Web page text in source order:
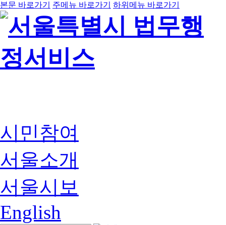
본문 바로가기 주메뉴 바로가기 하위메뉴 바로가기
시민참여
서울소개
서울시보
English